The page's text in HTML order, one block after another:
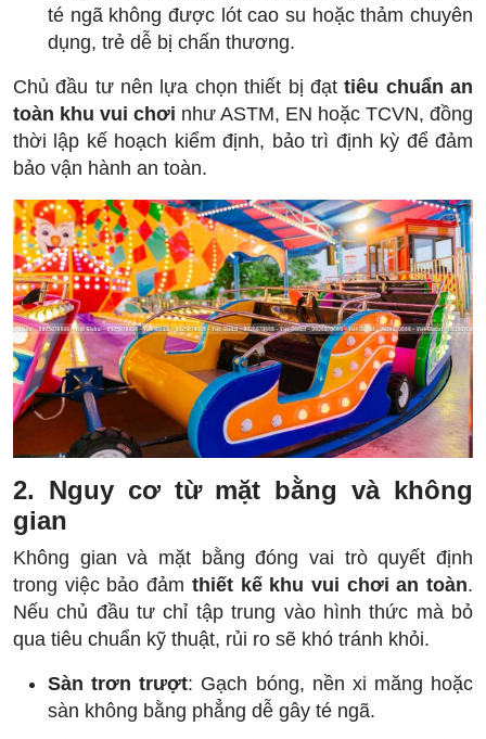
té ngã không được lót cao su hoặc thảm chuyên
dụng, trẻ dễ bị chấn thương.
Chủ đầu tư nên lựa chọn thiết bị đạttiêu chuẩn an
toàn khu vui chơi như ASTM, EN hoặc TCVN, đồng
thời lập kế hoạch kiểm định, bảo trì định kỳ để đảm
bảo vận hành an toàn.
2. Nguy cơ từ mặt bằng và không
gian
Không gian và mặt bằng đóng vai trò quyết định
trong việc bảo đảm thiết kế khu vui chơi an toàn.
Nếu chủ đầu tư chỉ tập trung vào hình thức mà bỏ
qua tiêu chuẩn kỹ thuật, rủi ro sẽ khó tránh khỏi.
Sàn trơn trượt: Gạch bóng, nền xi măng hoặc
sàn không bằng phẳng dễ gây té ngã.